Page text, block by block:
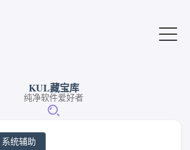
KUL藏宝库
纯净软件爱好者
系统辅助